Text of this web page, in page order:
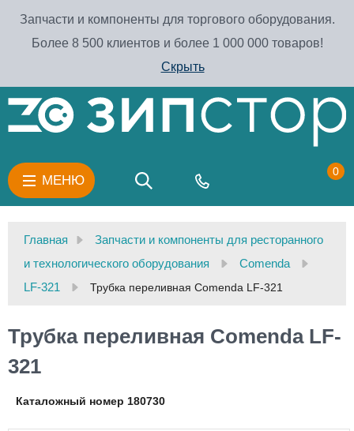
Запчасти и компоненты для торгового оборудования.
Более 8 500 клиентов и более 1 000 000 товаров!
Скрыть
МЕНЮ
0
Главная
Запчасти и компоненты для ресторанного
и технологического оборудования
Comenda
LF-321
Трубка переливная Comenda LF-321
Трубка переливная Comenda LF-
321
Каталожный номер 180730